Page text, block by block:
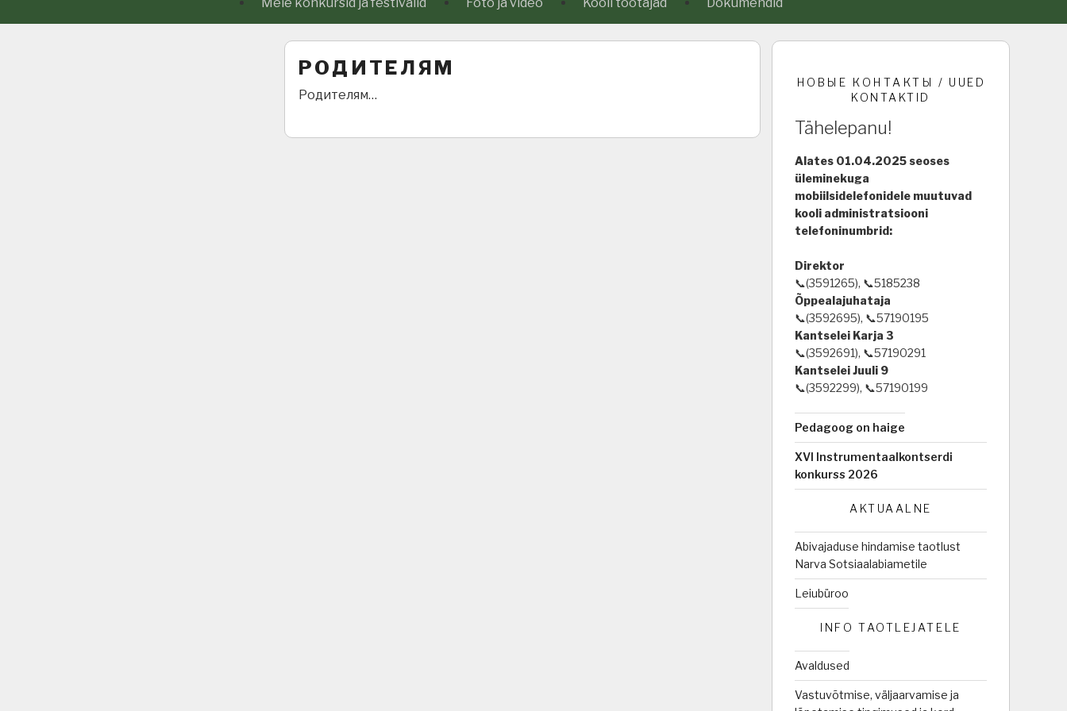
РОДИТЕЛЯМ
Родителям…
НОВЫЕ КОНТАКТЫ / UUED
KONTAKTID
Tähelepanu!
Alates 01.04.2025 seoses
üleminekuga
mobiilsidelefonidele muutuvad
kooli administratsiooni
telefoninumbrid:
Direktor
📞(3591265), 📞5185238
Õppealajuhataja
📞(3592695), 📞57190195
Kantselei Karja 3
📞(3592691), 📞57190291
Kantselei Juuli 9
📞(3592299), 📞57190199
Pedagoog on haige
XVI Instrumentaalkontserdi
konkurss 2026
AKTUAALNE
Abivajaduse hindamise taotlust
Narva Sotsiaalabiametile
Leiubüroo
INFO TAOTLEJATELE
Avaldused
Vastuvõtmise, väljaarvamise ja